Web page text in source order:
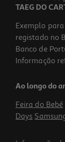
69.99 €/un
69,99 €
TAEG DO
Exemplo
registado no
Banco de
Informação
Ao longo do
Feira do Bebé
Days